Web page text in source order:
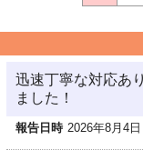
迅速丁寧な対応あ
ました！
報告日時 2026年8月4